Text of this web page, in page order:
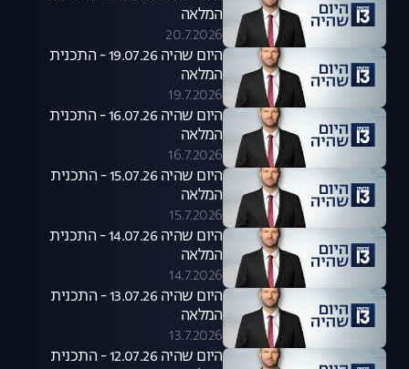
המלאה
20.7.2026
היום שהיה 19.07.26 - התכנית
המלאה
19.7.2026
היום שהיה 16.07.26 - התכנית
המלאה
16.7.2026
היום שהיה 15.07.26 - התכנית
המלאה
15.7.2026
היום שהיה 14.07.26 - התכנית
המלאה
14.7.2026
היום שהיה 13.07.26 - התכנית
המלאה
13.7.2026
היום שהיה 12.07.26 - התכנית